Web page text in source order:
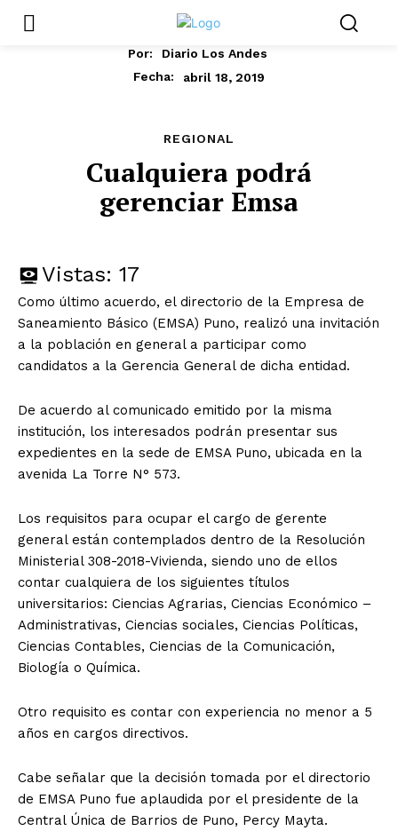
Por:
Diario Los Andes
Fecha:
abril 18, 2019
REGIONAL
Cualquiera podrá
gerenciar Emsa
Vistas: 17
Como último acuerdo, el directorio de la Empresa de
Saneamiento Básico (EMSA) Puno, realizó una invitación
a la población en general a participar como
candidatos a la Gerencia General de dicha entidad.
De acuerdo al comunicado emitido por la misma
institución, los interesados podrán presentar sus
expedientes en la sede de EMSA Puno, ubicada en la
avenida La Torre N° 573.
Los requisitos para ocupar el cargo de gerente
general están contemplados dentro de la Resolución
Ministerial 308-2018-Vivienda, siendo uno de ellos
contar cualquiera de los siguientes títulos
universitarios: Ciencias Agrarias, Ciencias Económico –
Administrativas, Ciencias sociales, Ciencias Políticas,
Ciencias Contables, Ciencias de la Comunicación,
Biología o Química.
Otro requisito es contar con experiencia no menor a 5
años en cargos directivos.
Cabe señalar que la decisión tomada por el directorio
de EMSA Puno fue aplaudida por el presidente de la
Central Única de Barrios de Puno, Percy Mayta.